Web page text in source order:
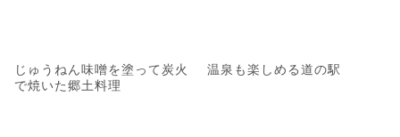
じゅうねん味噌を塗って炭火
で焼いた郷土料理
温泉も楽しめる道の駅